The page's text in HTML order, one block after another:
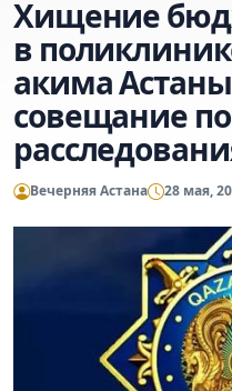
Хищение
в
акима
совещание
Вечерняя Астана 28 мая,